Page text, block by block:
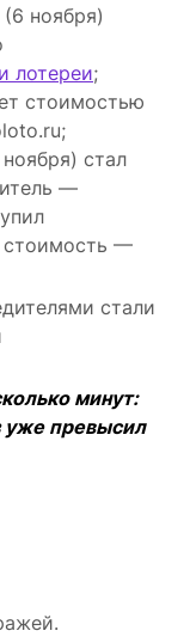
ноября)
лотереи;
стоимостью
стал
—
стоимость —
стали
минут:
уже превысил